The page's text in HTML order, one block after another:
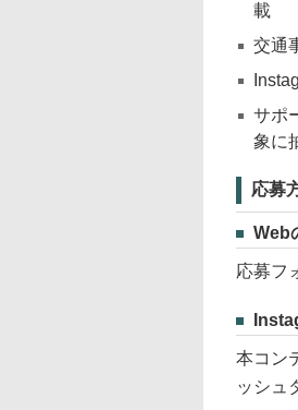
載
交通
サポ
象に
応募
Web
応募フ
本コン
ッシュ